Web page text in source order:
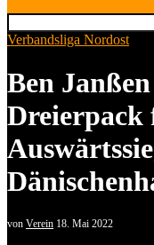
Verbandsliga Nordost
Ben
Dreierpack
von Verein 18. Mai 2022